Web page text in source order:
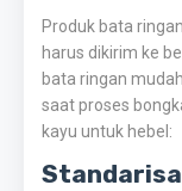
Produk bata
harus dikirim ke
bata ringan
saat proses
kayu untuk hebel: